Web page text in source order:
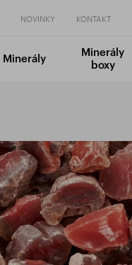
NOVINKY KONTAKT
Minerály
Minerály
boxy